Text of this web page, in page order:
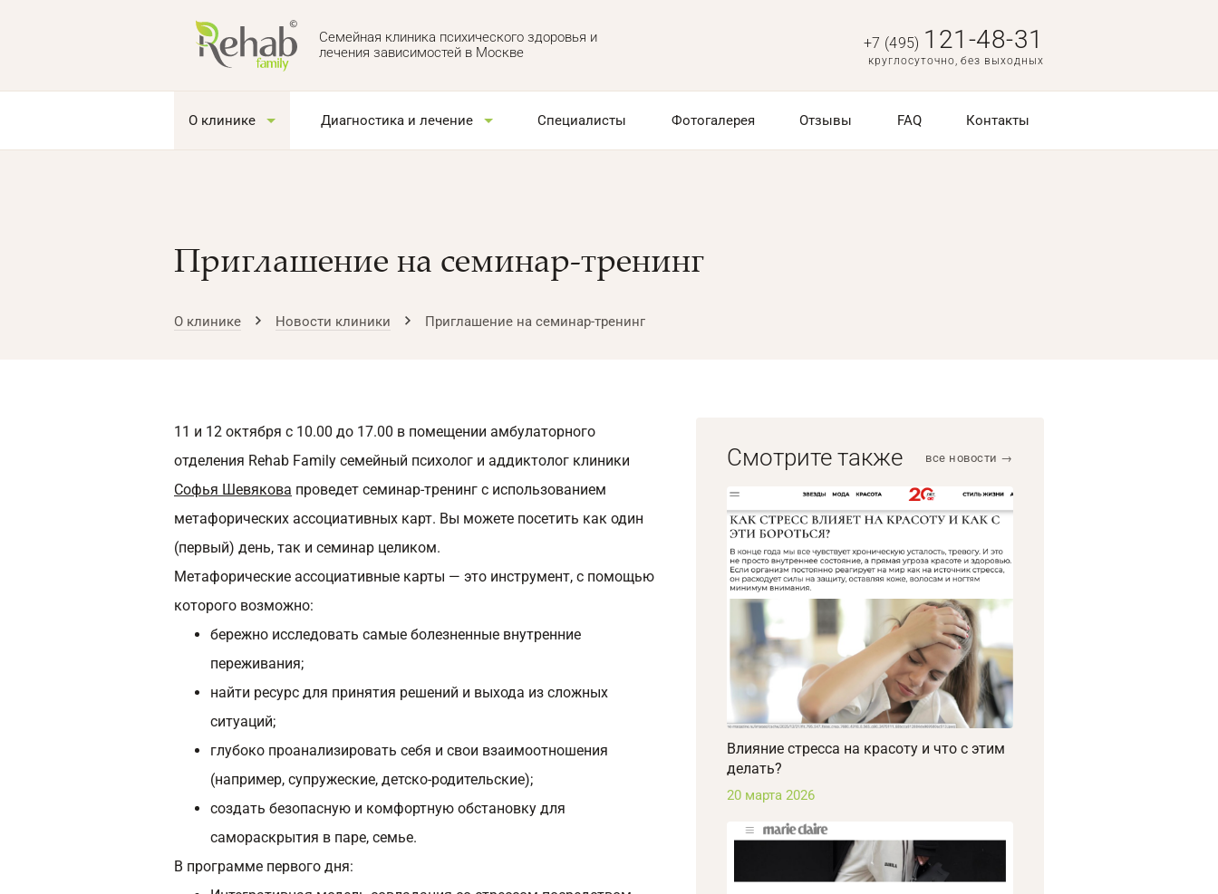
Семейная клиника психического здоровья и
лечения зависимостей в Москве
+7 (495) 121-48-31
круглосуточно, без выходных
О клинике Диагностика и лечение Специалисты Фотогалерея Отзывы FAQ Контакты
Приглашение на семинар-тренинг
О клинике Новости клиники Приглашение на семинар-тренинг
11 и 12 октября с 10.00 до 17.00 в помещении амбулаторного
отделения Rehab Family семейный психолог и аддиктолог клиники
Софья Шевякова проведет семинар-тренинг с использованием
метафорических ассоциативных карт. Вы можете посетить как один
(первый) день, так и семинар целиком.
Метафорические ассоциативные карты — это инструмент, с помощью
которого возможно:
бережно исследовать самые болезненные внутренние
переживания;
найти ресурс для принятия решений и выхода из сложных
ситуаций;
глубоко проанализировать себя и свои взаимоотношения
(например, супружеские, детско-родительские);
создать безопасную и комфортную обстановку для
самораскрытия в паре, семье.
В программе первого дня:
Смотрите также все новости →
Влияние стресса на красоту и что с этим
делать?
20 марта 2026